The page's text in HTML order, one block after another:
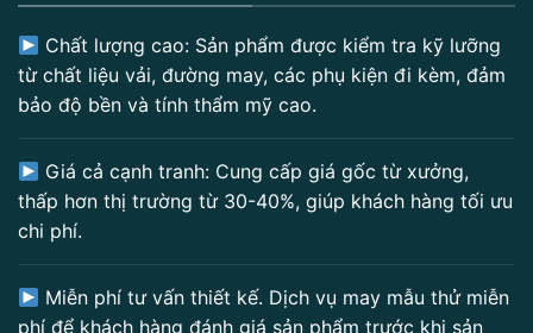
Chất lượng cao: Sản phẩm được kiểm tra kỹ lưỡng
từ chất liệu vải, đường may, các phụ kiện đi kèm, đảm
bảo độ bền và tính thẩm mỹ cao.
Giá cả cạnh tranh: Cung cấp giá gốc từ xưởng,
thấp hơn thị trường từ 30-40%, giúp khách hàng tối ưu
chi phí.
Miễn phí tư vấn thiết kế. Dịch vụ may mẫu thử miễn
phí để khách hàng đánh giá sản phẩm trước khi sản